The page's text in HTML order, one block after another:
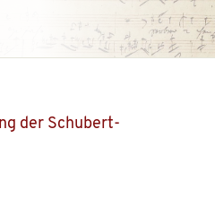
der Schubert-